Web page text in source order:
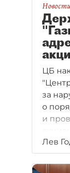
ЦБ
за
о
и
Лев